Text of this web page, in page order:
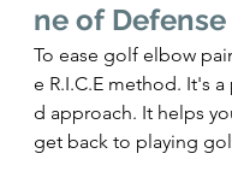
ne of Defense
To ease golf elbow
e R.I.C.E method. It's a
d approach. It helps
get back to playing